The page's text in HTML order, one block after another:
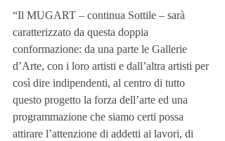
“Il MUGART – continua Sottile – sarà
caratterizzato da questa doppia
conformazione: da una parte le Gallerie
d’Arte, con i loro artisti e dall’altra artisti per
così dire indipendenti, al centro di tutto
questo progetto la forza dell’arte ed una
programmazione che siamo certi possa
attirare l’attenzione di addetti ai lavori, di